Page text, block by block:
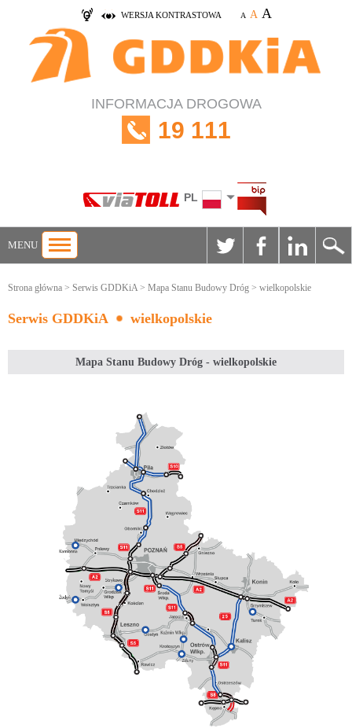
WERSJA KONTRASTOWA A A A
INFORMACJA DROGOWA
19 111
PL
MENU
Strona główna > Serwis GDDKiA> Mapa Stanu Budowy Dróg > wielkopolskie
Serwis GDDKiA wielkopolskie
Mapa Stanu Budowy Dróg - wielkopolskie